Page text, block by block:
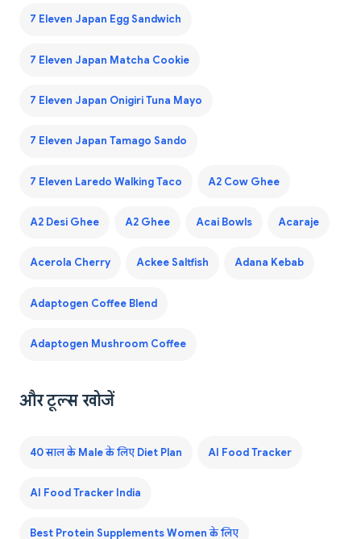
7 Eleven Japan Egg Sandwich
7 Eleven Japan Matcha Cookie
7 Eleven Japan Onigiri Tuna Mayo
7 Eleven Japan Tamago Sando
7 Eleven Laredo Walking Taco A2 Cow Ghee
A2 Desi Ghee A2 Ghee Acai Bowls Acaraje
Acerola Cherry Ackee Saltfish Adana Kebab
Adaptogen Coffee Blend
Adaptogen Mushroom Coffee
और टूल्स खोजें
40 साल के Male के लिए Diet Plan AI Food Tracker
AI Food Tracker India
Best Protein Supplements Women के लिए